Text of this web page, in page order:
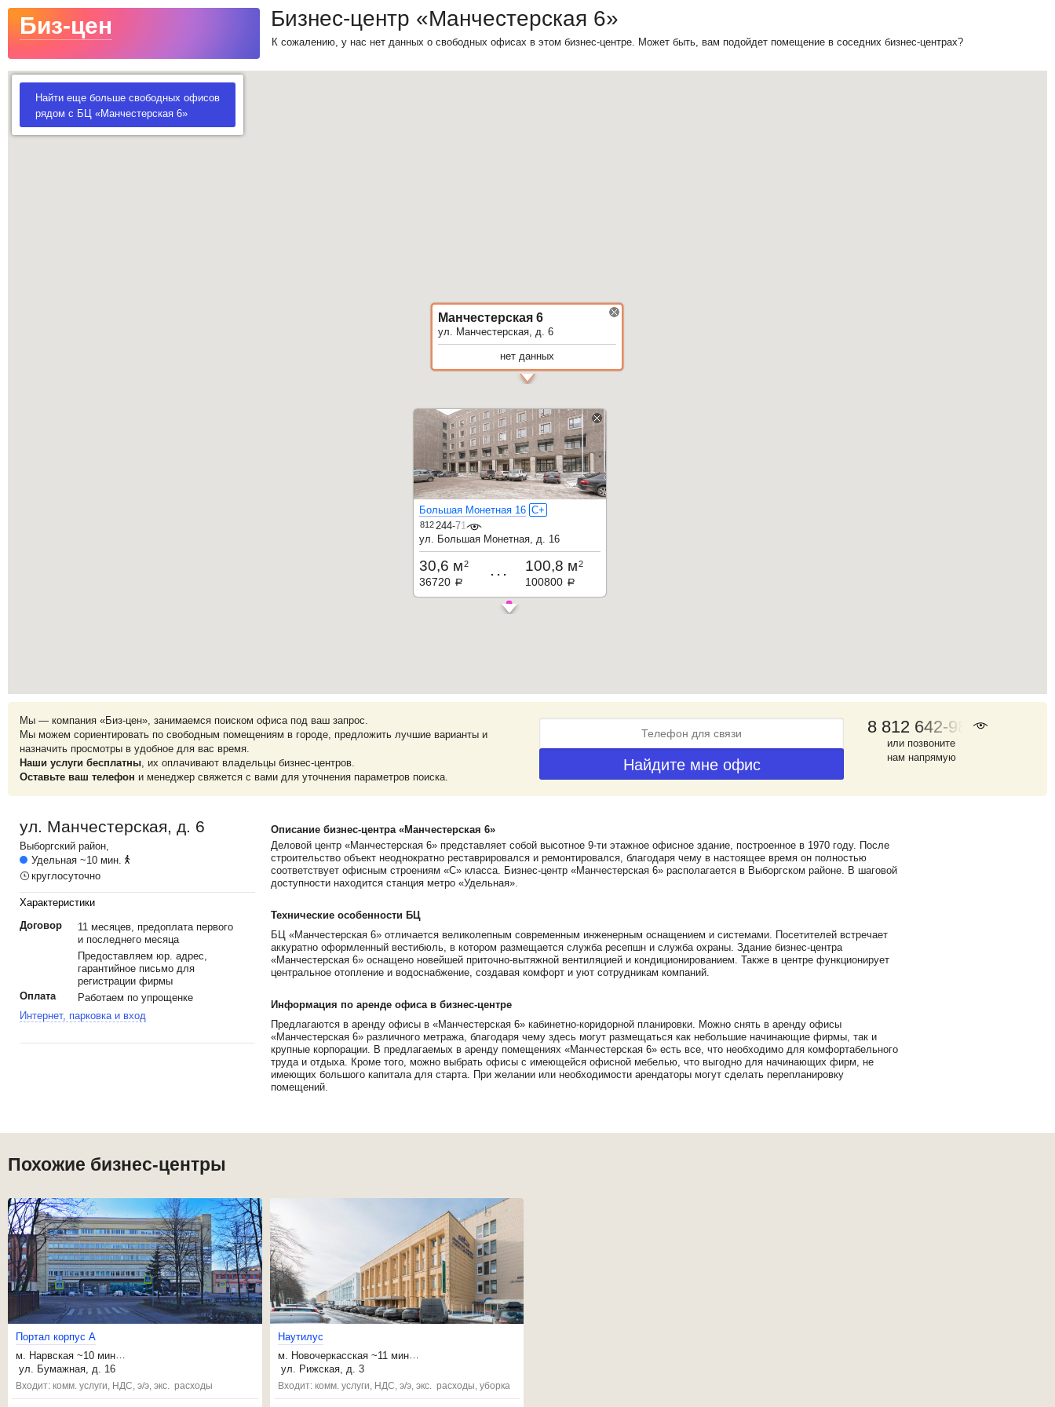
Биз-цен Бизнес-центр «Манчестерская 6»
К сожалению, у нас нет данных о свободных офисах в этом бизнес-центре. Может быть, вам подойдет помещение в соседних бизнес-центрах?
Манчестерская 6
ул. Манчестерская, д. 6
нет данных
Большая Монетная 16 C+
812 244-71-32
ул. Большая Монетная, д. 16
30,6 м2
36720 a
... 100,8 м2
100800 a
Мы — компания «Биз-цен», занимаемся поиском офиса под ваш запрос.
Мы можем сориентировать по свободным помещениям в городе, предложить лучшие варианты и
назначить просмотры в удобное для вас время.
Наши услуги бесплатны, их оплачивают владельцы бизнес-центров.
Оставьте ваш телефон и менеджер свяжется с вами для уточнения параметров поиска.
8 812 642-98-46
или позвоните
нам напрямую
ул. Манчестерская, д. 6
Выборгский район,
Удельная ~10 мин.
круглосуточно
Характеристики
Договор
11 месяцев, предоплата первого
и последнего месяца
Предоставляем юр. адрес,
гарантийное письмо для
регистрации фирмы
Оплата
Работаем по упрощенке
Интернет, парковка и вход
Описание бизнес-центра «Манчестерская 6»
Деловой центр «Манчестерская 6» представляет собой высотное 9-ти этажное офисное здание, построенное в 1970 году. После
строительство объект неоднократно реставрировался и ремонтировался, благодаря чему в настоящее время он полностью
соответствует офисным строениям «С» класса. Бизнес-центр «Манчестерская 6» располагается в Выборгском районе. В шаговой
доступности находится станция метро «Удельная».
Технические особенности БЦ
БЦ «Манчестерская 6» отличается великолепным современным инженерным оснащением и системами. Посетителей встречает
аккуратно оформленный вестибюль, в котором размещается служба ресепшн и служба охраны. Здание бизнес-центра
«Манчестерская 6» оснащено новейшей приточно-вытяжной вентиляцией и кондиционированием. Также в центре функционирует
центральное отопление и водоснабжение, создавая комфорт и уют сотрудникам компаний.
Информация по аренде офиса в бизнес-центре
Предлагаются в аренду офисы в «Манчестерская 6» кабинетно-коридорной планировки. Можно снять в аренду офисы
«Манчестерская 6» различного метража, благодаря чему здесь могут размещаться как небольшие начинающие фирмы, так и
крупные корпорации. В предлагаемых в аренду помещениях «Манчестерская 6» есть все, что необходимо для комфортабельного
труда и отдыха. Кроме того, можно выбрать офисы с имеющейся офисной мебелью, что выгодно для начинающих фирм, не
имеющих большого капитала для старта. При желании или необходимости арендаторы могут сделать перепланировку
помещений.
Похожие бизнес-центры
Портал корпус А
м. Нарвская ~10 мин
,Кировский завод
~20 мин
,Фрунзенская~21 мин
ул. Бумажная, д. 16
Входит: комм. услуги, НДС, э/э, экс. расходы
Наутилус
м. Новочеркасская~11 мин
,Ладожская~14 мин
,Александра Невского пл.~14 мин
ул. Рижская, д. 3
Входит: комм. услуги, НДС, э/э, экс. расходы, уборка
Найти еще больше свободных офисов
рядом с БЦ «Манчестерская 6»